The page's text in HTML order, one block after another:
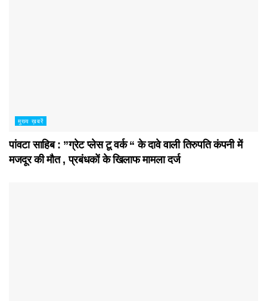
मुख्य ख़बरें
पांवटा साहिब : ”ग्रेट प्लेस टू वर्क “ के दावे वाली तिरुपति कंपनी में
मजदूर की मौत , प्रबंधकों के खिलाफ मामला दर्ज